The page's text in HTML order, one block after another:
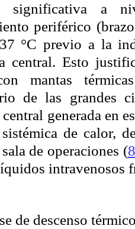
significativa a
periférico
°C previo a la
central. Esto
mantas
de las grandes
generada en
de calor,
de operaciones (8
intravenosos
de descenso